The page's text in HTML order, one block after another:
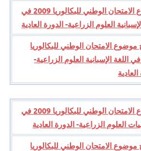
موضوع الامتحان الوطني للبكالوريا 2009 في
العلوم الزراعية- الدورة العادية
الامتحان الوطني للبكالوريا
في اللغة الإسبانية العلوم الزراعية-
موضوع الامتحان الوطني للبكالوريا 2009 في
العلوم الزراعية- الدورة العادية
الامتحان الوطني للبكالوريا